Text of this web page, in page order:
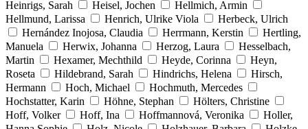
Heinrigs, Sarah
Heisel, Jochen
Hellmich, Armin
Hellmund, Larissa
Henrich, Ulrike Viola
Herbeck, Ulrich
Hernández Inojosa, Claudia
Herrmann, Kerstin
Hertling,
Manuela
Herwix, Johanna Herzog, Laura
Hesselbach,
Martin
Hexamer, Mechthild Heyde, Corinna
Heyn,
Roseta
Hildebrand, Sarah Hindrichs, Helena
Hirsch,
Hermann
Hoch, Michael
Hochmuth, Mercedes
Hochstatter, Karin
Höhne, Stephan
Hölters, Christine
Hoff, Volker
Hoff, Ina Hoffmannová, Veronika
Holler,